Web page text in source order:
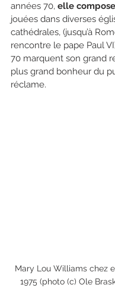
années 70, elle
jouées dans diverses
cathédrales, (jusqu’à
rencontre le pape Paul
70 marquent son grand
plus grand bonheur du
réclame.
Mary Lou Williams chez
1975 (photo (c) Ole